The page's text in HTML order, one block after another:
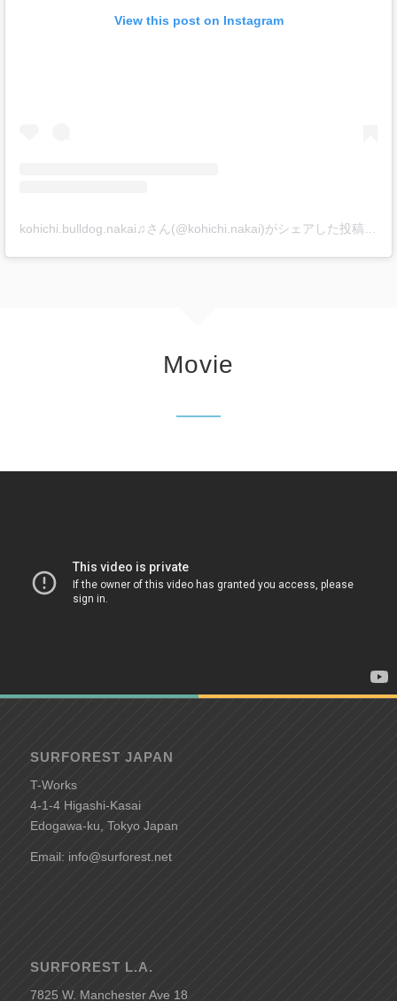
View this post on Instagram
Movie
SURFOREST JAPAN
T-Works
4-1-4 Higashi-Kasai
Edogawa-ku, Tokyo Japan
Email: info@surforest.net
SURFOREST L.A.
7825 W. Manchester Ave 18